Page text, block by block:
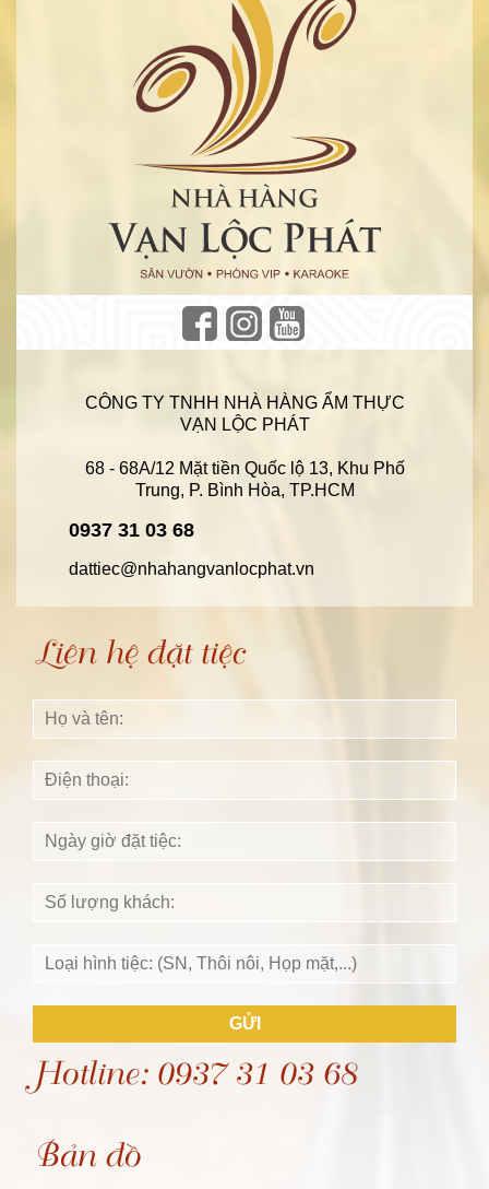
CÔNG TY TNHH NHÀ HÀNG ẨM THỰC
VẠN LỘC PHÁT
68 - 68A/12 Mặt tiền Quốc lộ 13, Khu Phố
Trung, P. Bình Hòa, TP.HCM
0937 31 03 68
dattiec@nhahangvanlocphat.vn
Liên hệ đặt tiệc
GỬI
Hotline: 0937 31 03 68
Bản đồ